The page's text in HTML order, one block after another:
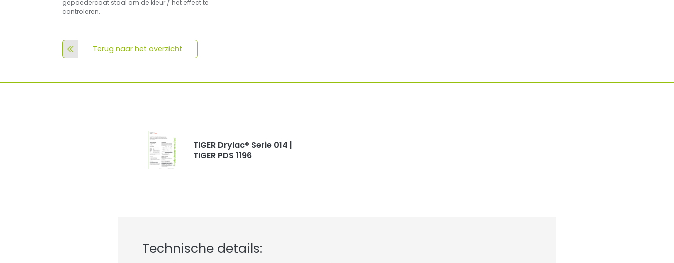
gepoedercoat staal om de kleur / het effect te
controleren.
Terug naar het overzicht
TIGER Drylac® Serie 014 |
TIGER PDS 1196
Technische details: